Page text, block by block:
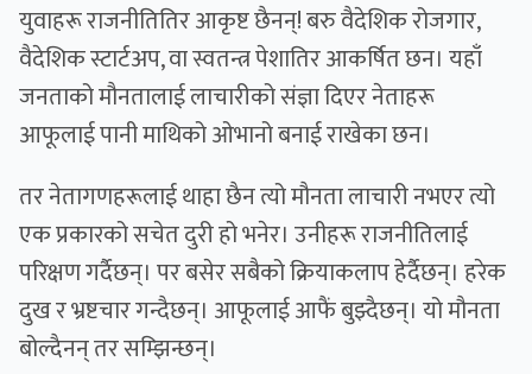
युवाहरू राजनीतितिर आकृष्ट छैनन्! बरु वैदेशिक रोजगार,
वैदेशिक स्टार्टअप, वा स्वतन्त्र पेशातिर आकर्षित छन। यहाँ
जनताको मौनतालाई लाचारीको संज्ञा दिएर नेताहरू
आफूलाई पानी माथिको ओभानो बनाई राखेका छन।
तर नेतागणहरूलाई थाहा छैन त्यो मौनता लाचारी नभएर त्यो
एक प्रकारको सचेत दुरी हो भनेर। उनीहरू राजनीतिलाई
परिक्षण गर्दैछन्। पर बसेर सबैको क्रियाकलाप हेर्दैछन्। हरेक
दुख र भ्रष्टचार गन्दैछन्। आफूलाई आफैं बुझ्दैछन्। यो मौनता
बोल्दैनन् तर सम्झिन्छन्।